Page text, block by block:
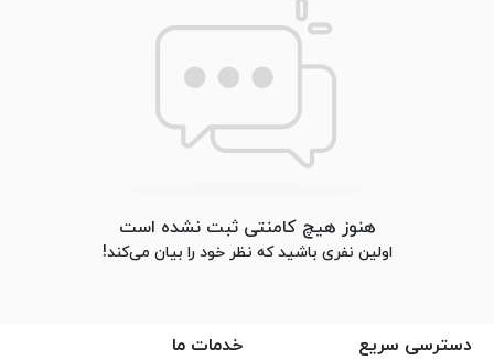
هنوز هیچ کامنتی ثبت نشده است
اولین نفری باشید که نظر خود را بیان می‌کند!
دسترسی سریع خدمات ما